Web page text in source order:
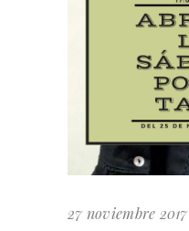
27 noviembre 2017